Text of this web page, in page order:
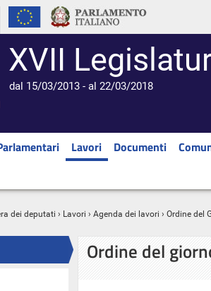
XVII
dal 15/03/2013 - al 22/03/2018
Lavori Documenti
dei deputati › Lavori › Agenda dei lavori › Ordine del
Ordine del